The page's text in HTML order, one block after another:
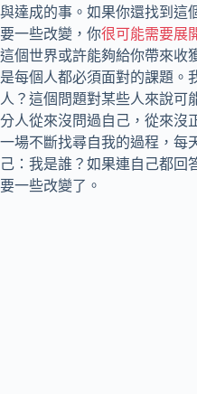
與達成的事。如果你還找到這
要一些改變，你很可能需要展
這個世界或許能夠給你帶來收
是每個人都必須面對的課題。
人？這個問題對某些人來說可
分人從來沒問過自己，從來沒
一場不斷找尋自我的過程，每
己：我是誰？如果連自己都回
要一些改變了。